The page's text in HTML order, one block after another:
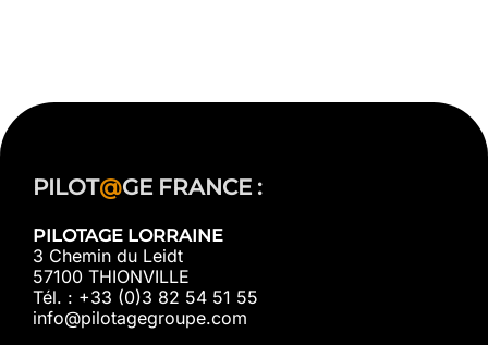
PILOT@GE FRANCE :
PILOTAGE LORRAINE
3 Chemin du Leidt
57100 THIONVILLE
Tél. : +33 (0)3 82 54 51 55
info@pilotagegroupe.com